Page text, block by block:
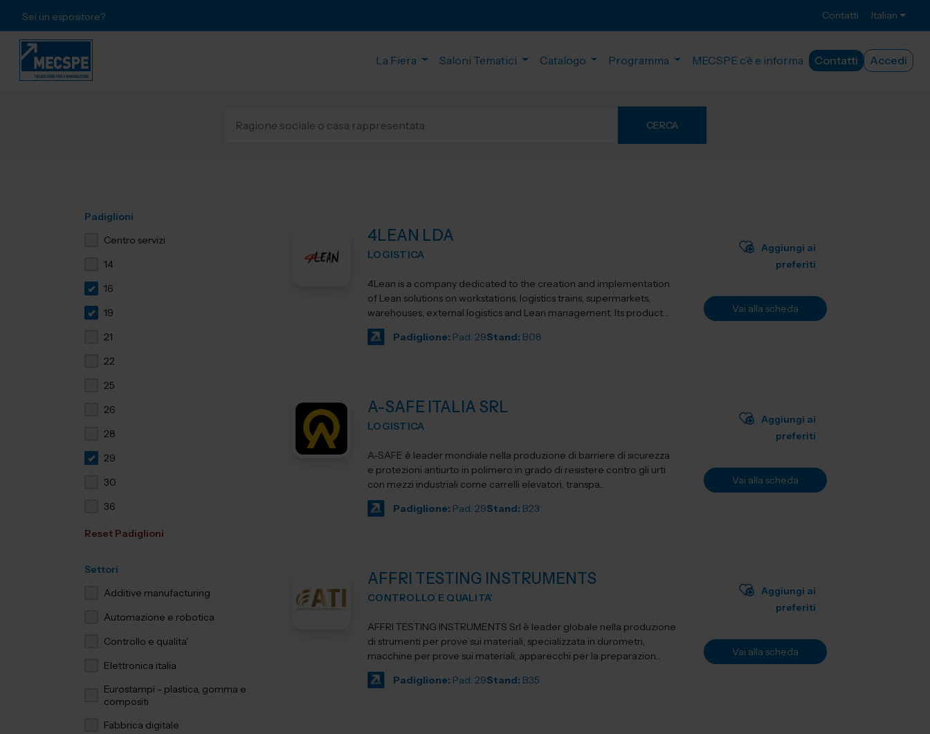
Sei un espositore? Contatti Italian
La Fiera Saloni Tematici Catalogo Programma MECSPE c’è e informa Contatti Accedi
CERCA
Padiglioni
Centro servizi
14
16
19
21
22
25
26
28
29
30
36
Reset Padiglioni
Settori
Additive manufacturing
Automazione e robotica
Controllo e qualita'
Elettronica italia
Eurostampi - plastica, gomma e
compositi
Fabbrica digitale
4LEAN LDA
LOGISTICA
4Lean is a company dedicated to the creation and implementation
of Lean solutions on workstations, logistics trains, supermarkets,
warehouses, external logistics and Lean management. Its product
ca...
Padiglione: Pad. 29Stand: B08
Aggiungi ai
preferiti
Vai alla scheda
A-SAFE ITALIA SRL
LOGISTICA
A-SAFE è leader mondiale nella produzione di barriere di sicurezza
e protezioni antiurto in polimero in grado di resistere contro gli urti
con mezzi industriali come carrelli elevatori, transpa...
Padiglione: Pad. 29Stand: B23
Aggiungi ai
preferiti
Vai alla scheda
AFFRI TESTING INSTRUMENTS
CONTROLLO E QUALITA'
AFFRI TESTING INSTRUMENTS Srl è leader globale nella produzione
di strumenti per prove sui materiali, specializzata in durometri,
macchine per prove sui materiali, apparecchi per la preparazion...
Padiglione: Pad. 29Stand: B35
Aggiungi ai
preferiti
Vai alla scheda